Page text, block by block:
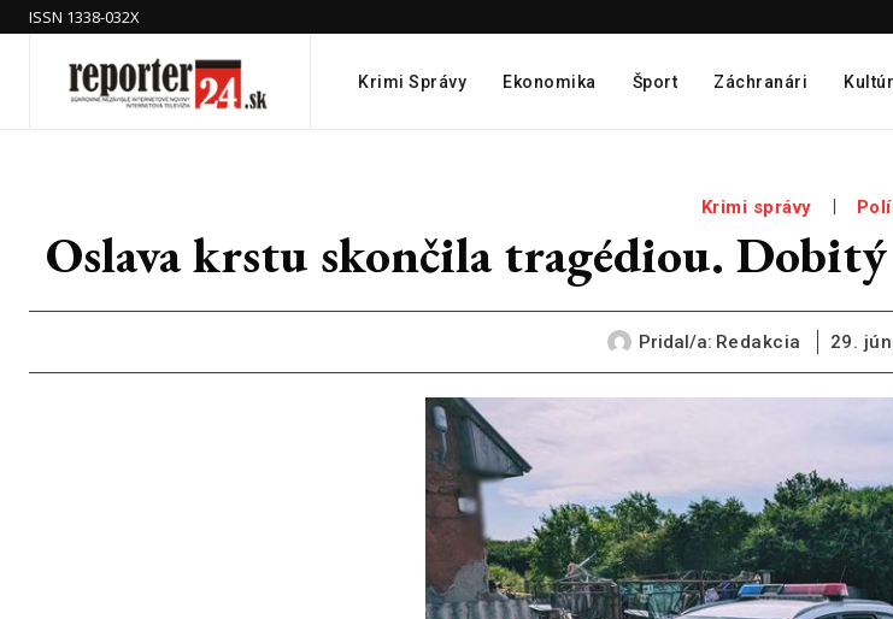
ISSN 1338-032X
Krimi Správy Ekonomika Šport Záchranári
Krimi správy
Oslava krstu skončila tragédiou.
Pridal/a: Redakcia 29.